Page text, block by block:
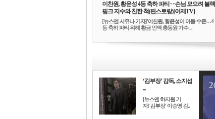
이찬원, 황윤성 4등 축하 파티‥손님 모으려 블랙
핑크 지수와 친한 척(편스토랑)[어제TV]
[뉴스엔 서유나 기자]'이찬원, 황윤성이 아들 수준…4
등 축하 파티 위해 황금 인맥 총동원'가수 ...
‘김부장’ 감독, 소지섭
...
[뉴스엔 하지원 기
자]'김부장' 이승영 감..